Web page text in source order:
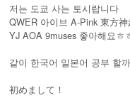
저는 도쿄 사는 토시랍니다
QWER 아이브 A-Pink 東方
YJ AOA 9muses 좋아해요ㅎ
같이 한국어 일본어 공부 할
初めまして！